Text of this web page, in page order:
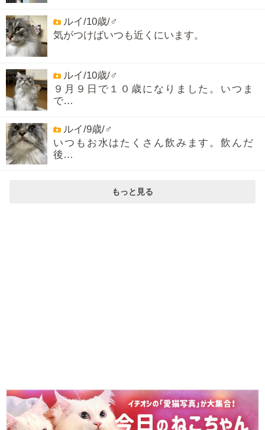
ルイ/10歳/♂
気がつけばいつも近くにいます。
ルイ/10歳/♂
９月９日で１０歳になりました。いつま
で…
ルイ/9歳/♂
いつもお水はたくさん飲みます。飲んだ
後…
もっと見る